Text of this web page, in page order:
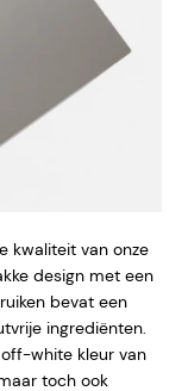
kwaliteit van onze
design met een
bevat een
ingrediënten.
white kleur van
toch ook